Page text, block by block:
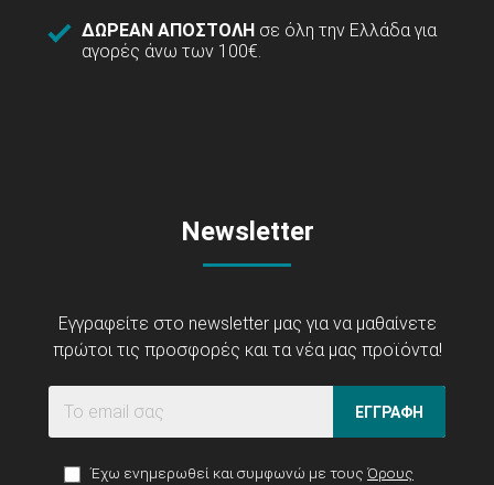
ΔΩΡΕΑΝ ΑΠΟΣΤΟΛΗ σε όλη την Ελλάδα για
αγορές άνω των 100€.
Newsletter
Εγγραφείτε στο newsletter μας για να μαθαίνετε
πρώτοι τις προσφορές και τα νέα μας προϊόντα!
ΕΓΓΡΑΦΗ
Έχω ενημερωθεί και συμφωνώ με τους Όρους